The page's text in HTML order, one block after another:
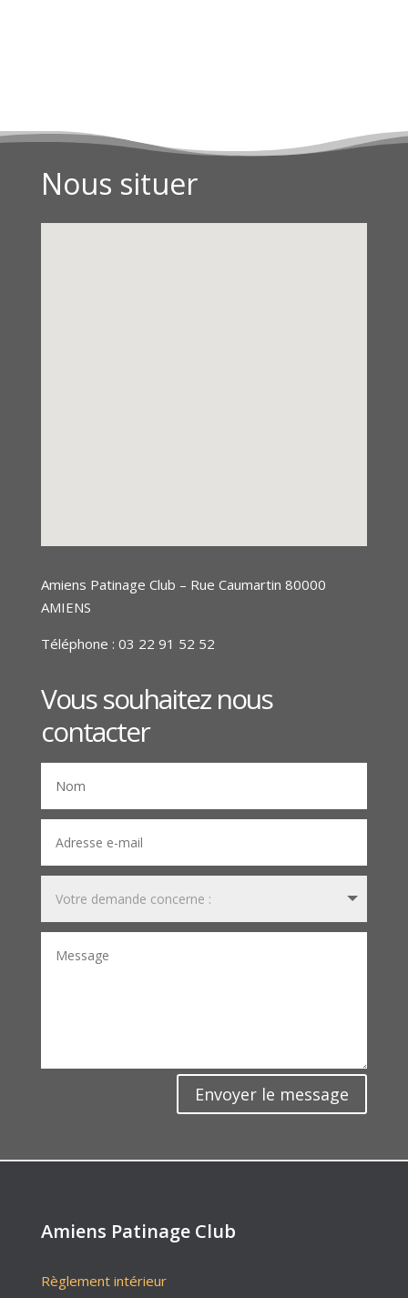
Nous situer
Amiens Patinage Club – Rue Caumartin 80000
AMIENS
Téléphone : 03 22 91 52 52
Vous souhaitez nous
contacter
Envoyer le message
Amiens Patinage Club
Règlement intérieur